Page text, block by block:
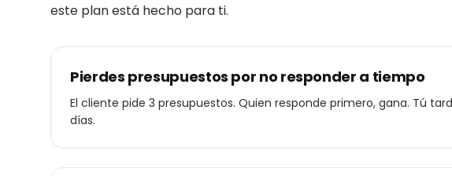
este plan está hecho para ti.
Pierdes presupuestos por no responder a tiempo
El cliente pide 3 presupuestos. Quien responde primero, gana. Tú
días.